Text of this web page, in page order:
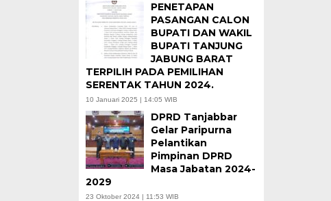
PENETAPAN
PASANGAN CALON
BUPATI DAN WAKIL
BUPATI TANJUNG
JABUNG BARAT
TERPILIH PADA PEMILIHAN
SERENTAK TAHUN 2024.
10 Januari 2025 | 14:05 WIB
DPRD Tanjabbar
Gelar Paripurna
Pelantikan
Pimpinan DPRD
Masa Jabatan 2024-
2029
23 Oktober 2024 | 11:53 WIB